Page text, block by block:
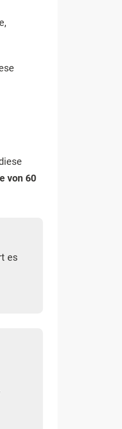
von 60
es